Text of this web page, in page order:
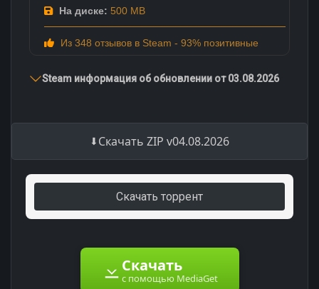
На диске: 500 MB
Из 348 отзывов в Steam - 93% позитивные
Steam информация об обновлении от 03.08.2026
Скачать ZIP v04.08.2026
Скачать торрент
Скачать
с помощью MediaGet